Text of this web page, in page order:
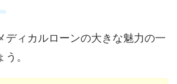
ディカルローンの大きな魅力の一
。